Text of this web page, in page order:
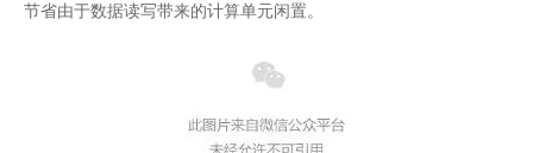
节省由于数据读写带来的计算单元闲置。